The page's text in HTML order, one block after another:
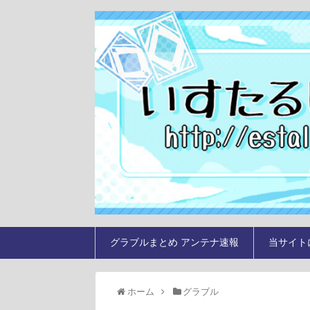
グラブルまとめ アンテナ速報 当サイ
ホーム グラブル